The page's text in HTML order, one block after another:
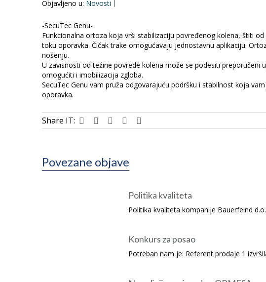
Objavljeno u: Novosti
-SecuTec Genu-
Funkcionalna ortoza koja vrši stabilizaciju povređenog kolena, štiti
toku oporavka. Čičak trake omogućavaju jednostavnu aplikaciju.
nošenju.
U zavisnosti od težine povrede kolena može se podesiti
omogućiti i imobilizacija zgloba.
SecuTec Genu vam pruža odgovarajuću podršku i stabilnost koja
oporavka.
Share IT:
Povezane objave
Politika kvaliteta
Politika kvaliteta kompanije Bauerfeind
Konkurs za posao
Potreban nam je: Referent prodaje 1